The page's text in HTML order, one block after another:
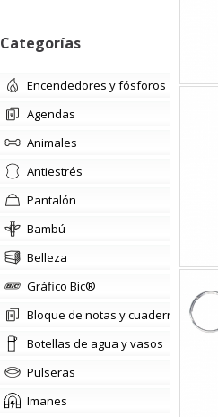
Categorías
encendedores y fósforos
agendas
animales
antiestrés
pantalón
Bambú
belleza
Gráfico Bic®
Bloque de notas y cuadernos
Botellas de agua y vasos
pulseras
imanes